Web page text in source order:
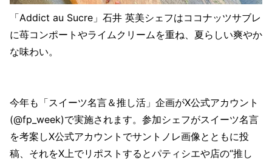
「Addict au Sucre」石井 英美シェフはココナッツサブレ
に苺コンポートやライムクリームを重ね、夏らしい爽やか
な味わい。
今年も「スイーツ名言＆推し活」企画がX公式アカウント
(@fp_week)で実施されます。参加シェフがスイーツ名言
を考案しX公式アカウントでサントノレ画像とともに投
稿、それをX上でリポストするとパティシエや店の“推し